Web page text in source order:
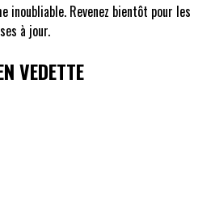
inoubliable. Revenez bientôt pour les
à jour.
VEDETTE